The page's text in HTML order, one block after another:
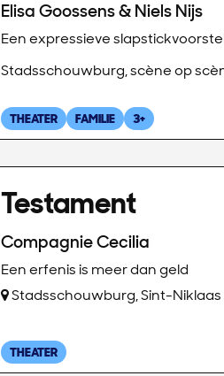
Elisa Goossens & Niels Nijs
Een expressieve
Stadsschouwburg, scène op
THEATER FAMILIE 3+
Testament
Compagnie Cecilia
Een erfenis is meer dan geld
Stadsschouwburg, Sint-Niklaas
THEATER